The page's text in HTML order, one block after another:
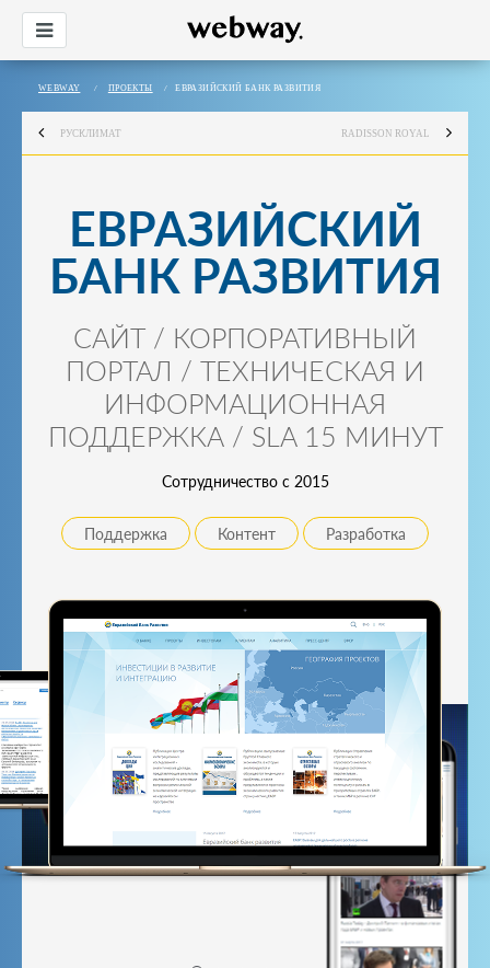
WEBWAY / ПРОЕКТЫ /ЕВРАЗИЙСКИЙ БАНК РАЗВИТИЯ
РУСКЛИМАТ RADISSON ROYAL
ЕВРАЗИЙСКИЙ
БАНК РАЗВИТИЯ
САЙТ / КОРПОРАТИВНЫЙ
ПОРТАЛ / ТЕХНИЧЕСКАЯ И
ИНФОРМАЦИОННАЯ
ПОДДЕРЖКА / SLA 15 МИНУТ
Сотрудничество с 2015
Поддержка Контент Разработка